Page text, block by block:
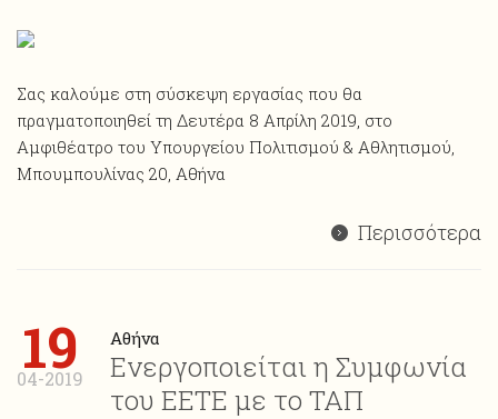
Σας καλούμε στη σύσκεψη εργασίας που θα
πραγματοποιηθεί τη Δευτέρα 8 Απρίλη 2019, στο
Αμφιθέατρο του Υπουργείου Πολιτισμού & Αθλητισμού,
Μπουμπουλίνας 20, Αθήνα
Περισσότερα
19
04-2019
Αθήνα
Ενεργοποιείται η Συμφωνία
του ΕΕΤΕ με το ΤΑΠ